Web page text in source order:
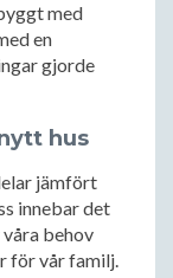
med
en
gjorde
hus
jämfört
innebar det
behov
för vår familj.